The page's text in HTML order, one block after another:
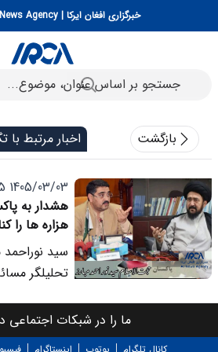
خبرگزاری افغان ایرکا | Afghan Irca News Agency
بازگشت اخبار مرتبط
1405/03/03 21:55
هشدار به
هزاره ها را
سید نوراحمد
تحلیلگر
کاکر، نخست
واکنش نشان
ما را در شبکات اجتماعی